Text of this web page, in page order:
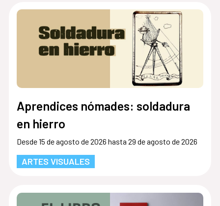
Aprendices nómades: soldadura
en hierro
Desde 15 de agosto de 2026 hasta 29 de agosto de 2026
ARTES VISUALES